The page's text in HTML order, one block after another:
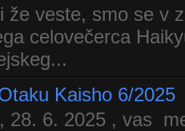
že veste, smo se v
celovečerca
Kaisho 6/2025
28. 6. 2025 , vas